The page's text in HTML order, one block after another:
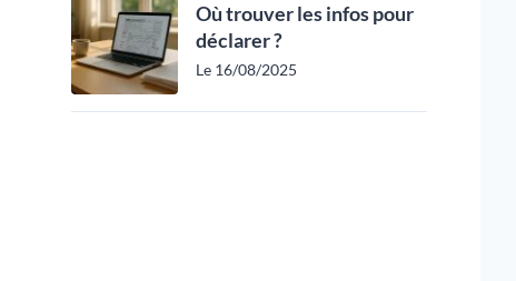
Où trouver les infos pour
déclarer ?
Le 16/08/2025